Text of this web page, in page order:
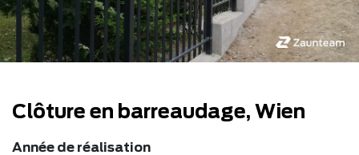
Clôture en barreaudage, Wien
Année de réalisation